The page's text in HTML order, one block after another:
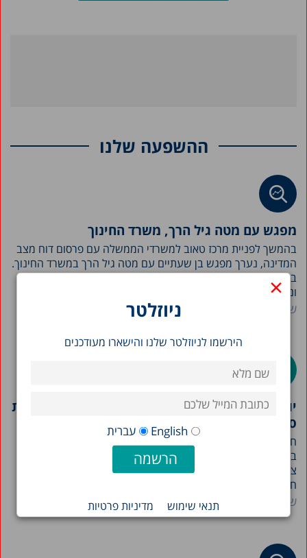
×
ניוזלטר
הירשמו לניוזלטר שלנו והישארו מעודכנים
English עברית
תנאי שימוש מדיניות פרטיות
ההשפעה שלנו
מפגש עם מטה גיל הרך, משרד החינוך
בהמשך לפניית מרכז טאוב למשרדי הממשלה עם פרסום דוח מצב
המדינה, נערך מפגש בן שעתיים עם מטה גיל הרך במשרד החינוך.
במפגש השתתפו ד"ר שרית סילברמן, חוקרת בכירה במרכז טאוב,
ונחום בלס, ראש תכנית מדיניות החינוך של המרכז…
שם החוקר/ת
יוזמת הגיל הרך הציגה בפני ועדת החינוך בכנסת את
סקר TALIS
חוקרת יוזמת הגיל הרך של מרכז טאוב, דנה וקנין גנאל, השתתפה
בוועדת החינוך בכנסת בהשתתפות ח"כ פנינה תמנו שטה, ראש
צוות לידה עד 6 בהנהגת ההורים, יו"ר הנהגת ההורית תל אביב,
ח"כ נעמה לזימי, אורנה פז, ראש מחלקת…
שם החוקר/ת